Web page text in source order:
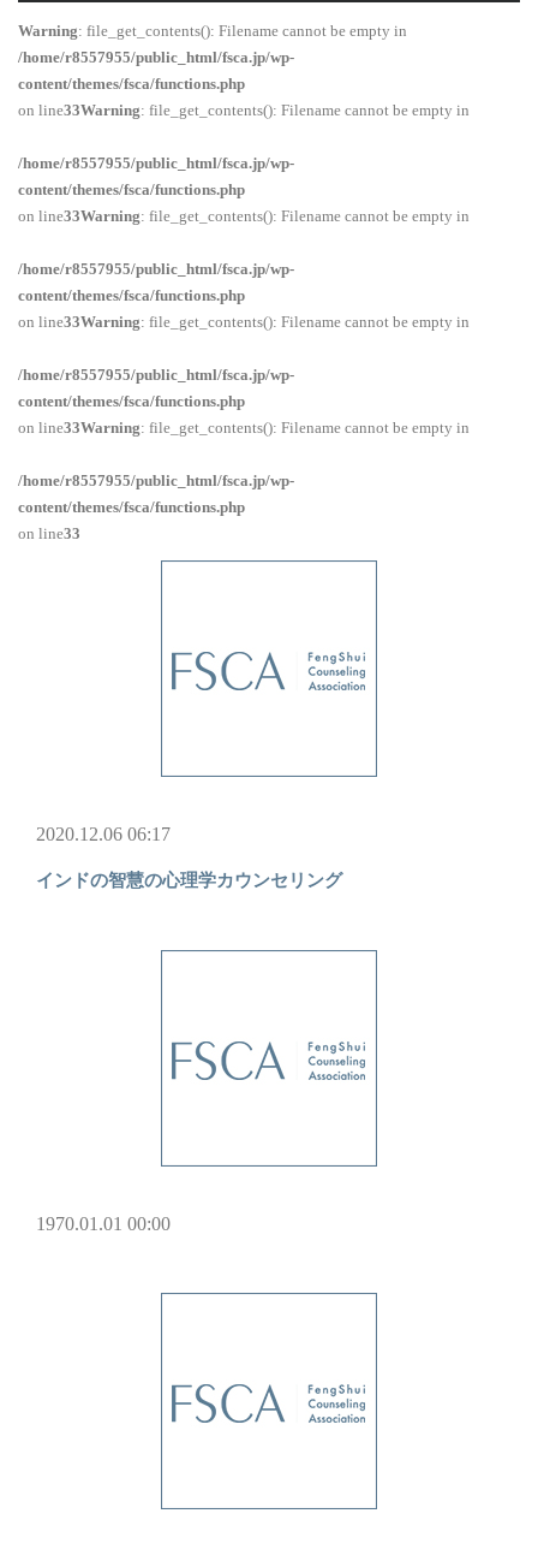
Warning: file_get_contents(): Filename cannot be empty in
/home/r8557955/public_html/fsca.jp/wp-
content/themes/fsca/functions.php
on line33Warning: file_get_contents(): Filename cannot be empty in
/home/r8557955/public_html/fsca.jp/wp-
content/themes/fsca/functions.php
on line33Warning: file_get_contents(): Filename cannot be empty in
/home/r8557955/public_html/fsca.jp/wp-
content/themes/fsca/functions.php
on line33Warning: file_get_contents(): Filename cannot be empty in
/home/r8557955/public_html/fsca.jp/wp-
content/themes/fsca/functions.php
on line33Warning: file_get_contents(): Filename cannot be empty in
/home/r8557955/public_html/fsca.jp/wp-
content/themes/fsca/functions.php
on line33
2020.12.06 06:17
インドの智慧の心理学カウンセリング
1970.01.01 00:00